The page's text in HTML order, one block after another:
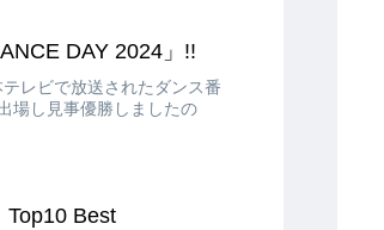
DAY 2024」!!
レビで放送されたダンス番
場し見事優勝しましたの
Best